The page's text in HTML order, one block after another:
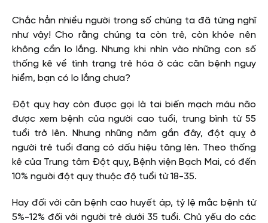
Chắc hẳn nhiều người trong số chúng ta đã từng nghĩ
như vậy! Cho rằng chúng ta còn trẻ, còn khỏe nên
không cần lo lắng. Nhưng khi nhìn vào những con số
thống kê về tình trạng trẻ hóa ở các căn bệnh nguy
hiểm, bạn có lo lắng chưa?
Đột quỵ hay còn được gọi là tai biến mạch máu não
được xem bệnh của người cao tuổi, trung bình từ 55
tuổi trở lên. Nhưng những năm gần đây, đột quỵ ở
người trẻ tuổi đang có dấu hiệu tăng lên. Theo thống
kê của Trung tâm Đột quỵ, Bệnh viện Bạch Mai, có đến
10% người đột quỵ thuộc độ tuổi từ 18-35.
Hay đối với căn bệnh cao huyết áp, tỷ lệ mắc bệnh từ
5%-12% đối với người trẻ dưới 35 tuổi. Chủ yếu do các